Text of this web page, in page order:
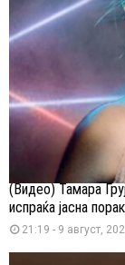
(Видео) Тамара
испраќа јасна
21:19 - 9 август,